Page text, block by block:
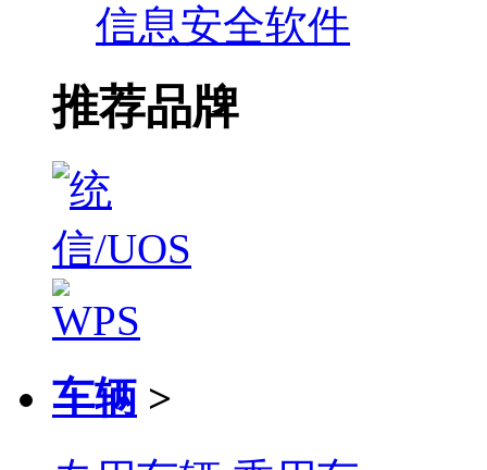
信息安全软件
推荐品牌
车辆 >